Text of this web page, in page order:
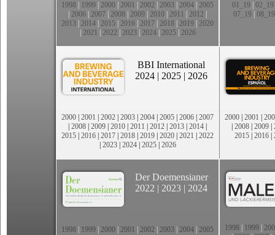
1998 1999 2000 2001 2002 2003 2004 2005
2006 2007 2008 2009 2010 2011 2012
2013 2014 2015 2016 2017 2018 2019 2020
2021 2022 2023| 2024| 2025| 2026
01_19| 02_19
07_19 08_19
BBI International
2024 | 2025 | 2026
2000 | 2001 | 2002 | 2003 | 2004 | 2005 | 2006 | 2007
| 2008 | 2009 | 2010 | 2011 | 2012 | 2013 | 2014 |
2015 | 2016 | 2017 | 2018 | 2019 | 2020 | 2021 | 2022
| 2023| 2024| 2025| 2026
2000 | 2001 |
| 2008 | 2009 |
2015 | 2016 |
Der Doemensianer
2022 | 2023 | 2024
1998 1999 2000 2001 2002 2003 2004 2005
1998 1999